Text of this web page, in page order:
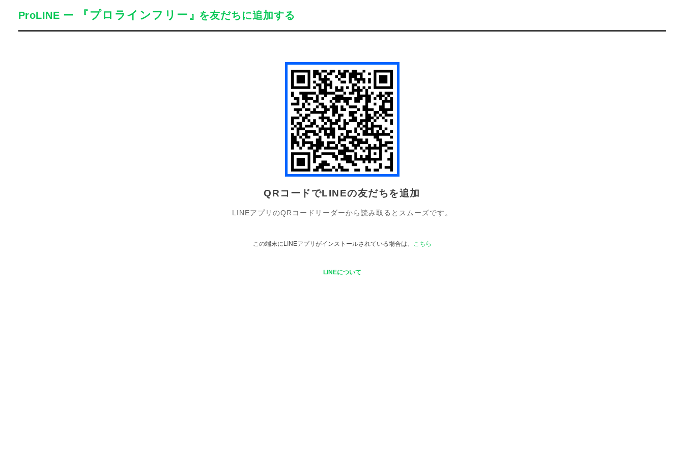
ProLINE ー 『プロラインフリー』を友だちに追加する
QRコードでLINEの友だちを追加
LINEアプリのQRコードリーダーから読み取るとスムーズです。
この端末にLINEアプリがインストールされている場合は、 こちら
LINEについて